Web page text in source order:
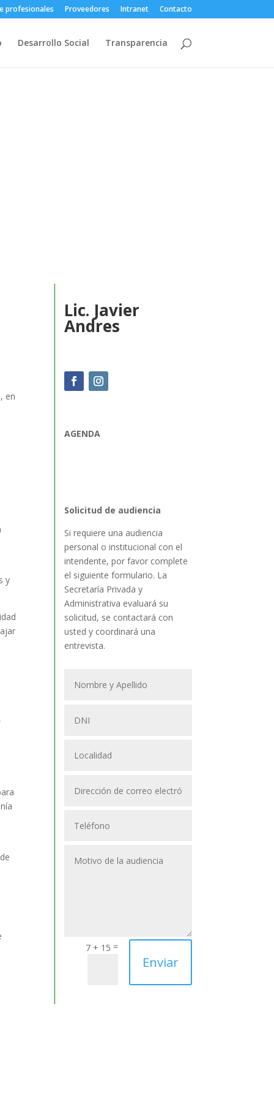
profesionales Proveedores Intranet Contacto
Desarrollo Social Transparencia
en
y
Lic. Javier
Andres
AGENDA
Solicitud de audiencia
Si requiere una audiencia
personal o institucional con el
intendente, por favor complete
el siguiente formulario. La
Secretaría Privada y
Administrativa evaluará su
solicitud, se contactará con
usted y coordinará una
entrevista.
7 + 15 =
Enviar